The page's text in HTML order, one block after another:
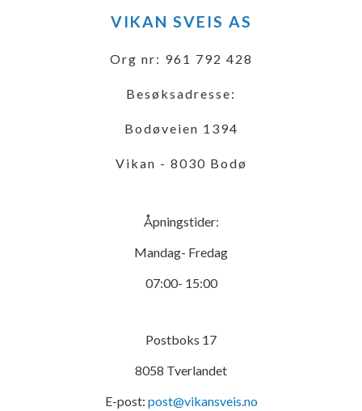
VIKAN SVEIS AS
Org nr: 961 792 428
Besøksadresse:
Bodøveien 1394
Vikan - 8030 Bodø
Åpningstider:
Mandag- Fredag
07:00- 15:00
Postboks 17
8058 Tverlandet
E-post: post@vikansveis.no